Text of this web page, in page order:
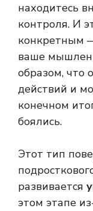
находитесь
контроля. И
конкретным
ваше
образом, что
действий и
конечном
боялись.
Этот тип
развивается
этом этапе